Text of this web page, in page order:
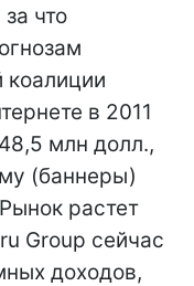
что
коалиции
в 2011
млн долл.,
(баннеры)
растет
Group сейчас
доходов,